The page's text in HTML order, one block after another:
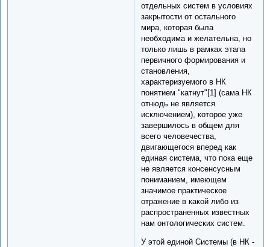
отдельных систем в условиях
закрытости от остального
мира, которая была
необходима и желательна, но
только лишь в рамках этапа
первичного формирования и
становления,
характеризуемого в НК
понятием "катнут"[1] (сама НК
отнюдь не является
исключением), которое уже
завершилось в общем для
всего человечества,
двигающегося вперед как
единая система, что пока еще
не является консенсусным
пониманием, имеющем
значимое практическое
отражение в какой либо из
распространенных известных
нам онтологических систем.
У этой единой Системы (в НК -